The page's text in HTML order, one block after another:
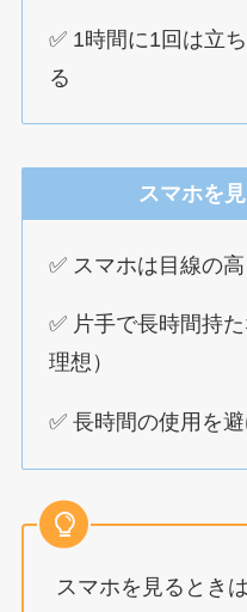
✅ 1時間に1回は立
る
スマホを
✅ スマホは目線の
✅ 片手で長時間持
理想）
✅ 長時間の使用を
スマホを見るとき